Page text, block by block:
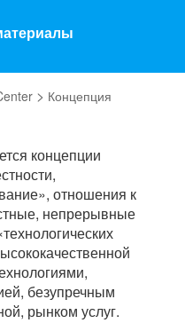
> Концепция
концепции
отношения к
непрерывные
безупречным
рынком услуг.